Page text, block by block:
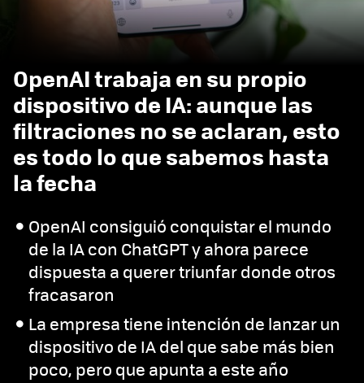
OpenAI trabaja en su propio
dispositivo de IA: aunque las
filtraciones no se aclaran, esto
es todo lo que sabemos hasta
la fecha
OpenAI consiguió conquistar el mundo
de la IA con ChatGPT y ahora parece
dispuesta a querer triunfar donde otros
fracasaron
La empresa tiene intención de lanzar un
dispositivo de IA del que sabe más bien
poco, pero que apunta a este año